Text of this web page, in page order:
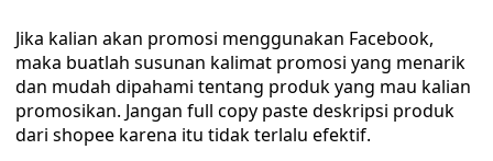
Jika kalian akan promosi menggunakan Facebook,
maka buatlah susunan kalimat promosi yang menarik
dan mudah dipahami tentang produk yang mau kalian
promosikan. Jangan full copy paste deskripsi produk
dari shopee karena itu tidak terlalu efektif.